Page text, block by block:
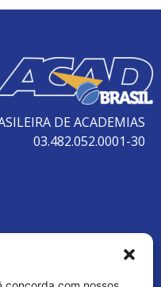
DE ACADEMIAS
03.482.052.0001-30